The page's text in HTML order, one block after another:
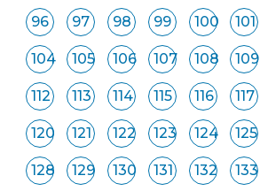
96 97 98 99 100 101
104 105 106 107 108 109
112 113 114 115 116 117
120 121 122 123 124 125
128 129 130 131 132 133